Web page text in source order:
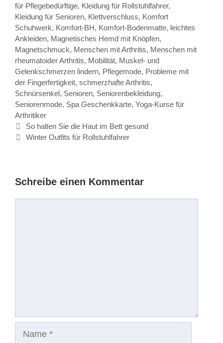
für Pflegebedürftige, Kleidung für Rollstuhlfahrer,
Kleidung für Senioren, Klettverschluss, Komfort
Schuhwerk, Komfort-BH, Komfort-Bodenmatte, leichtes
Ankleiden, Magnetisches Hemd mit Knöpfen,
Magnetschmuck, Menschen mit Arthritis, Menschen mit
rheumatoider Arthritis, Mobilität, Muskel- und
Gelenkschmerzen lindern, Pflegemode, Probleme mit
der Fingerfertigkeit, schmerzhafte Arthritis,
Schnürsenkel, Senioren, Seniorenbekleidung,
Seniorenmode, Spa Geschenkkarte, Yoga-Kurse für
Arthritiker
Beitrags-
Navigation
So halten Sie die Haut im Bett gesund
Winter Outfits für Rollstuhlfahrer
Schreibe einen Kommentar